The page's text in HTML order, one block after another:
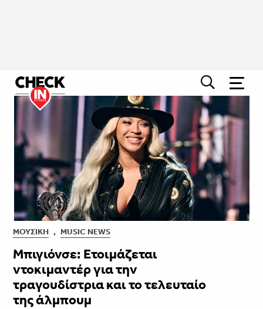
ΜΟΥΣΙΚΉ , MUSIC NEWS
Μπιγιόνσε: Ετοιμάζεται
ντοκιμαντέρ για την
τραγουδίστρια και το τελευταίο
της άλμπουμ